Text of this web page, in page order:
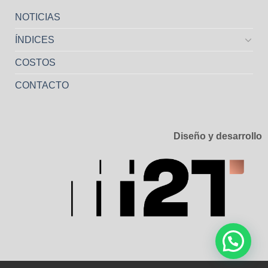
NOTICIAS
ÍNDICES
COSTOS
CONTACTO
Diseño y desarrollo